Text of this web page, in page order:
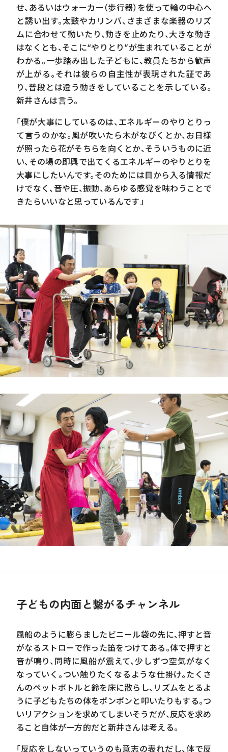
自由に自分を出せる場を作る
エネルギーのやりとりのために
子どもの内面と繋がるチャンネル
せ、あるいはウォーカー（歩行器）を使って輪の中心へ
と誘い出す。太鼓やカリンバ、さまざまな楽器のリズ
ムに合わせて動いたり、動きを止めたり、大きな動き
はなくとも、そこに“やりとり”が生まれていることが
わかる。一歩踏み出した子どもに、教員たちから歓声
が上がる。それは彼らの自主性が表現された証であ
り、普段とは違う動きをしていることを示している。
新井さんは言う。
「僕が大事にしているのは、エネルギーのやりとりっ
て言うのかな。風が吹いたら木がなびくとか、お日様
が照ったら花がそちらを向くとか、そういうものに近
い、その場の即興で出てくるエネルギーのやりとりを
大事にしたいんです。そのためには目から入る情報だ
けでなく、音や圧、振動、あらゆる感覚を味わうことで
きたらいいなと思っているんです」
子どもの内面と繋がるチャンネル
風船のように膨らましたビニール袋の先に、押すと音
がなるストローで作った笛をつけてある。体で押すと
音が鳴り、同時に風船が震えて、少しずつ空気がなく
なっていく。つい触りたくなるような仕掛け。たくさ
んのペットボトルと鈴を床に散らし、リズムをとるよ
うに子どもたちの体をポンポンと叩いたりもする。つ
いリアクションを求めてしまいそうだが、反応を求め
ること自体が一方的だと新井さんは考える。
「反応をしないっていうのも意志の表れだし、体で反